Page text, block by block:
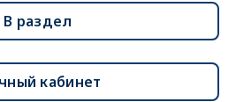
В раздел
кабинет